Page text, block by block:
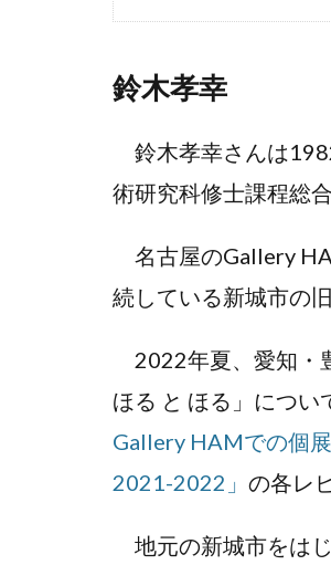
鈴木孝幸
鈴木孝幸さんは
術研究科修士課程総
名古屋のGallery
続している新城市の
2022年夏、愛知・
ほる と ほる」につい
Gallery HAMでの個展
2021-2022」 の各レ
地元の新城市をは